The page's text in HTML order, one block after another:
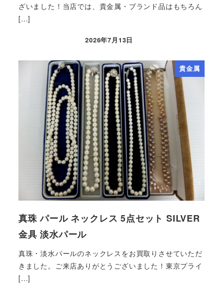
ざいました！当店では、貴金属・ブランド品はもちろん
[…]
2026年7月13日
貴金属
真珠 パール ネックレス 5点セット SILVER
金具 淡水パール
真珠・淡水パールのネックレスをお買取りさせていただ
きました。ご来店ありがとうございました！東京プライ
[…]